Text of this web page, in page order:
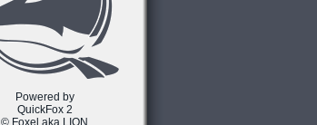
Powered by
QuickFox 2
© Foxel aka LION